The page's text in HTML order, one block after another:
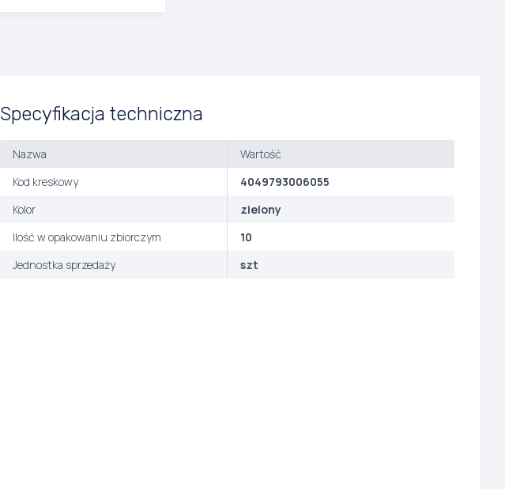
Specyfikacja techniczna
Nazwa
Wartość
Kod kreskowy
4049793006055
Kolor
zielony
Ilość w opakowaniu zbiorczym
10
Jednostka sprzedaży
szt